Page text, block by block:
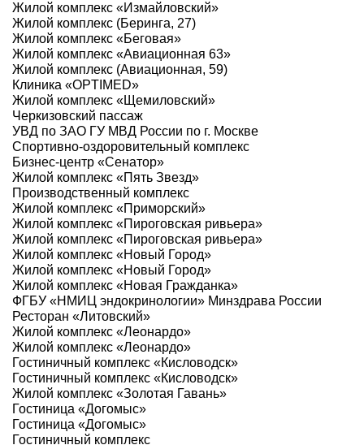
Жилой комплекс «‎Измайловский»‎
Жилой комплекс (Беринга, 27)
Жилой комплекс «‎Беговая»‎
Жилой комплекс «‎Авиационная 63»‎
Жилой комплекс (Авиационная, 59)
Клиника «OPTIMED»
Жилой комплекс «Щемиловский»
Черкизовский пассаж
УВД по ЗАО ГУ МВД России по г. Москве
Спортивно-оздоровительный комплекс
Бизнес-центр «Сенатор»
Жилой комплекс «Пять Звезд»
Производственный комплекс
Жилой комплекс «Приморский»
Жилой комплекс «Пироговская ривьера»
Жилой комплекс «Пироговская ривьера»
Жилой комплекс «Новый Город»
Жилой комплекс «Новый Город»
Жилой комплекс «Новая Гражданка»
ФГБУ «НМИЦ эндокринологии» Минздрава России
Ресторан «Литовский»
Жилой комплекс «Леонардо»
Жилой комплекс «Леонардо»
Гостиничный комплекс «Кисловодск»
Гостиничный комплекс «Кисловодск»
Жилой комплекс «Золотая Гавань»
Гостиница «Догомыс»
Гостиница «Догомыс»
Гостиничный комплекс